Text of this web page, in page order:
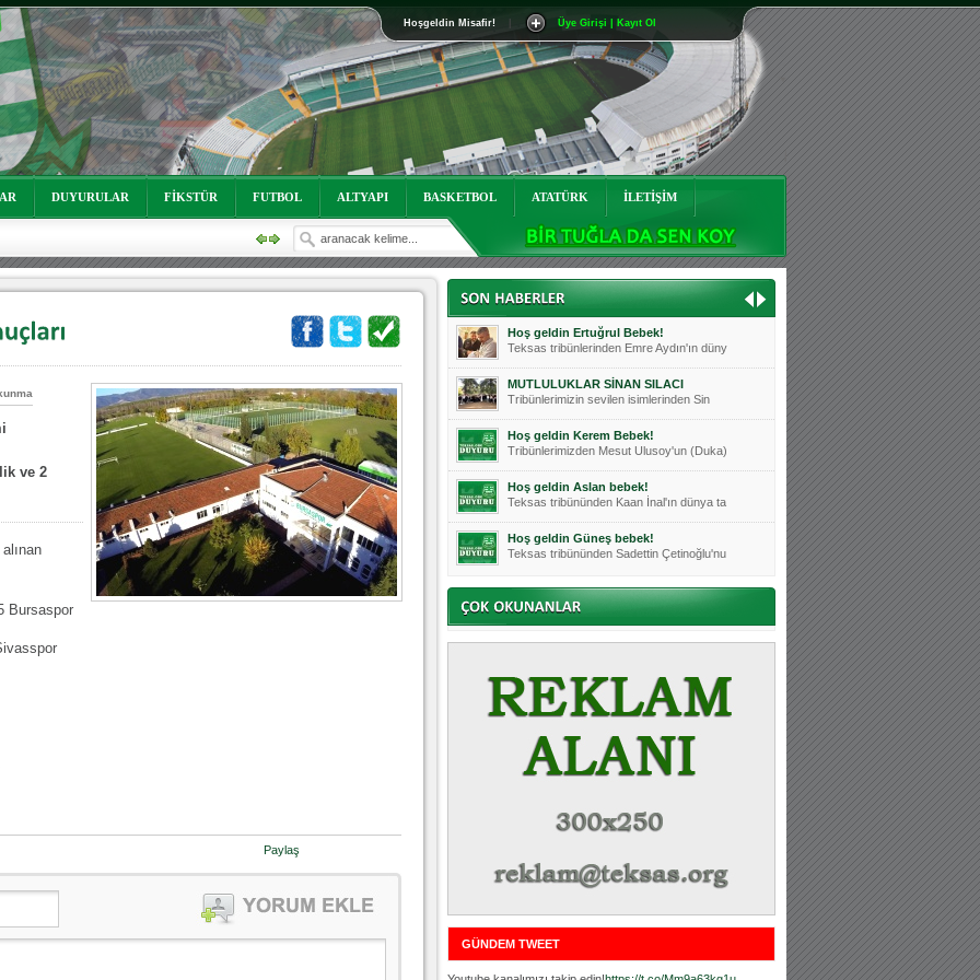
Hoşgeldin Misafir! Üye Girişi | Kayıt Ol
DUYURULAR FİKSTÜR FUTBOL ALTYAPI BASKETBOL ATATÜRK İLETİŞİM
ve 2
Bursaspor
Paylaş
Mutluluklar Ceyhun Tetik
Teksas tribünlerinin sevilen isimlerinde
Bursasporumuzun önü açılsın is
Teksaslı Bursasporlular Derneği Başkanı
Hoş geldin Alaz Bebek!
Teksas.org sistem yöneticisi, ekibimizin
Hoş geldin Göktuğ Bebek!
Teksas.org ekibimizden ve tribünlerimizi
Hoş geldin Kadir Kağan Bebek!
Teksas tribünlerinden Basri İleri'nin dü
Hoş geldin Ertuğrul Bebek!
Teksas tribünlerinden Emre Aydın'ın düny
MUTLULUKLAR SİNAN SILACI
Tribünlerimizin sevilen isimlerinden Sin
Hoş geldin Kerem Bebek!
Tribünlerimizden Mesut Ulusoy'un (Duka)
Hoş geldin Aslan bebek!
Teksas tribününden Kaan İnal'ın dünya ta
Hoş geldin Güneş bebek!
Teksas tribününden Sadettin Çetinoğlu'nu
Mutluluklar Ceyhun Tetik
Teksas tribünlerinin sevilen isimlerinde
Bursasporumuzun önü açılsın is
Hoş geldin Alaz Bebek!
Teksas.org sistem yöneticisi, ekibimizin
Hoş geldin Göktuğ Bebek!
Teksas.org ekibimizden ve tribünlerimizi
Teksas tribünlerinden Basri İleri'nin dü
Hoş geldin Kerem Bebek!
Tribünlerimizden Mesut Ulusoy'un (Duka)
GÜNDEM TWEET